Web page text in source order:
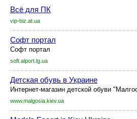
Всё для ПК
vip-biz.at.ua
Софт портал
Софт портал
soft.alport.lg.ua
Детская обувь в Украине
Интернет-магазин детской обуви
www.malgosia.kiev.ua